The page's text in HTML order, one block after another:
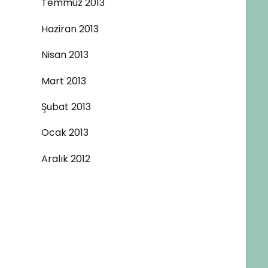
Temmuz 2013
Haziran 2013
Nisan 2013
Mart 2013
Şubat 2013
Ocak 2013
Aralık 2012